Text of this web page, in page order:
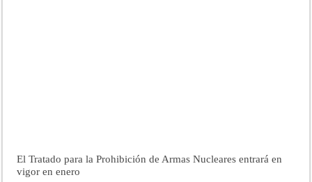
El Tratado para la Prohibición de Armas Nucleares entrará en
vigor en enero